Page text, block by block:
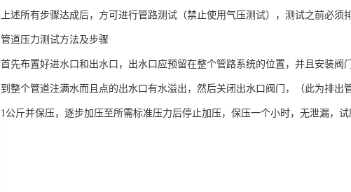
上述所有步骤达成后，方可进行管路测试（禁止使用气压测试），测试之前必须
管道压力测试方法及步骤
首先布置好进水口和出水口，出水口应预留在整个管路系统的位置，并且安装
到整个管道注满水而且点的出水口有水溢出，然后关闭出水口阀门，（此为排
1公斤并保压，逐步加压至所需标准压力后停止加压，保压一个小时，无泄漏，试